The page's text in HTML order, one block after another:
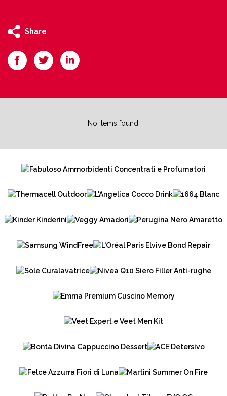
Share
No items found.